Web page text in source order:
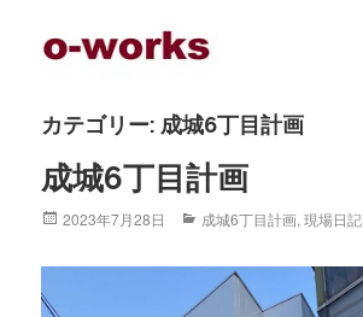
カテゴリー: 成城6丁目計画
成城6丁目計画
Posted
2023年7月28日 Categories
成城6丁目計画,現場日記